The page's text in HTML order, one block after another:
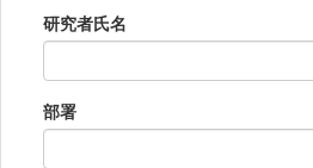
研究者氏名
部署